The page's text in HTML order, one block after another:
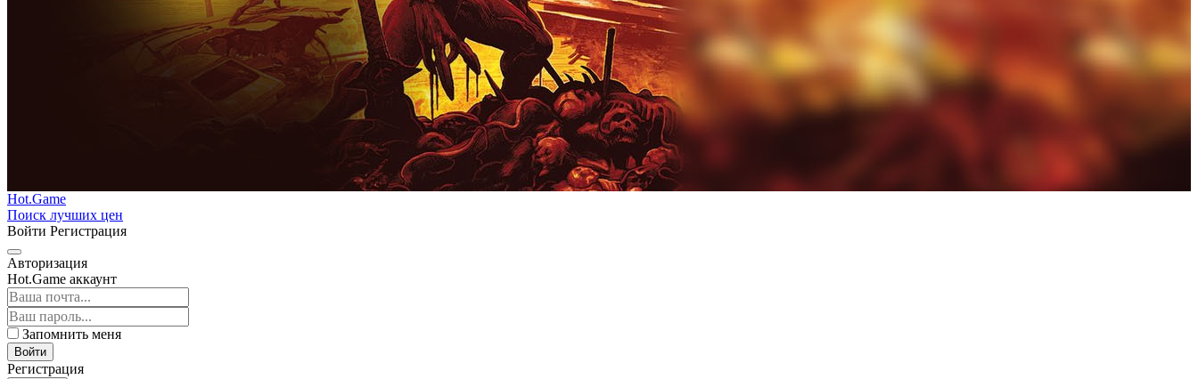
Hot.Game
Поиск лучших цен
Войти Регистрация
Авторизация
Hot.Game аккаунт
Запомнить меня
Войти
Регистрация